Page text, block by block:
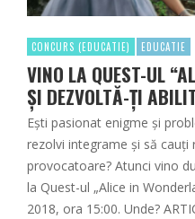
CONCURS (EDUCATIE) EDUCATIE
VINO LA QUEST-UL
ŞI DEZVOLTĂ-ŢI
Eşti pasionat enigme şi
rezolvi integrame şi să cauţi
provocatoare? Atunci vino
la Quest-ul „Alice in
2018, ora 15:00. Unde?